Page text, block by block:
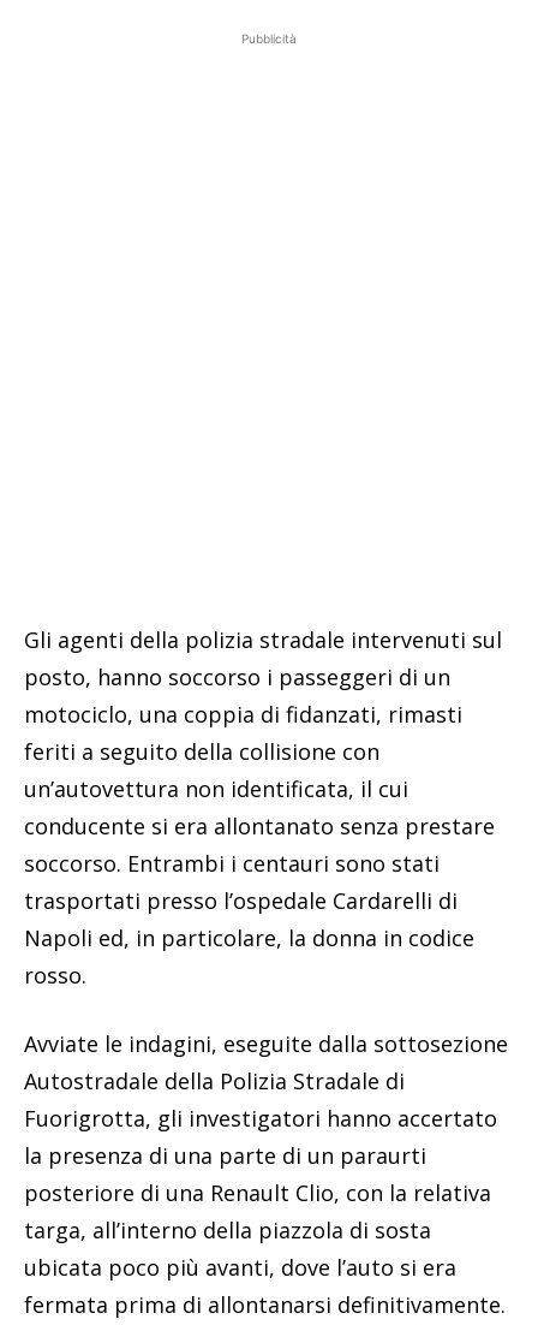
Pubblicità
Gli agenti della polizia stradale intervenuti sul
posto, hanno soccorso i passeggeri di un
motociclo, una coppia di fidanzati, rimasti
feriti a seguito della collisione con
un’autovettura non identificata, il cui
conducente si era allontanato senza prestare
soccorso. Entrambi i centauri sono stati
trasportati presso l’ospedale Cardarelli di
Napoli ed, in particolare, la donna in codice
rosso.
Avviate le indagini, eseguite dalla sottosezione
Autostradale della Polizia Stradale di
Fuorigrotta, gli investigatori hanno accertato
la presenza di una parte di un paraurti
posteriore di una Renault Clio, con la relativa
targa, all’interno della piazzola di sosta
ubicata poco più avanti, dove l’auto si era
fermata prima di allontanarsi definitivamente.